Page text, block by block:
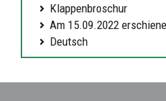
Klappenbroschur
Am 15.09.2022
Deutsch